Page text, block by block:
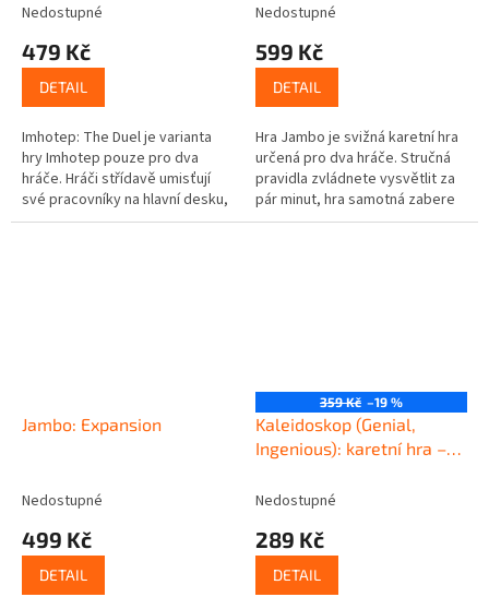
Nedostupné
479 Kč
DETAIL
Imhotep: The Duel je varianta
hry Imhotep pouze pro dva
hráče. Hráči střídavě umisťují
své pracovníky na hlavní desku,
čímž získávají materiál z jedné
Nedostupné
599 Kč
DETAIL
Hra Jambo je svižná karetní hra
určená pro dva hráče. Stručná
pravidla zvládnete vysvětlit za
pár minut, hra samotná zabere
asi půl hodiny. Pomocí
Jambo: Expansion
Nedostupné
499 Kč
DETAIL
359 Kč –19 %
Kaleidoskop (Genial,
Ingenious): karetní hra –
bazar
Nedostupné
289 Kč
DETAIL